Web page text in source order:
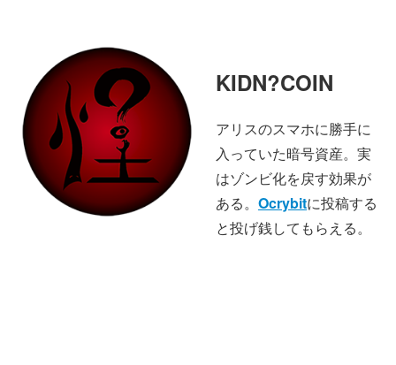
KIDN?COIN
アリスのスマホに勝手に
入っていた暗号資産。実
はゾンビ化を戻す効果が
ある。 Ocrybitに投稿する
と投げ銭してもらえる。